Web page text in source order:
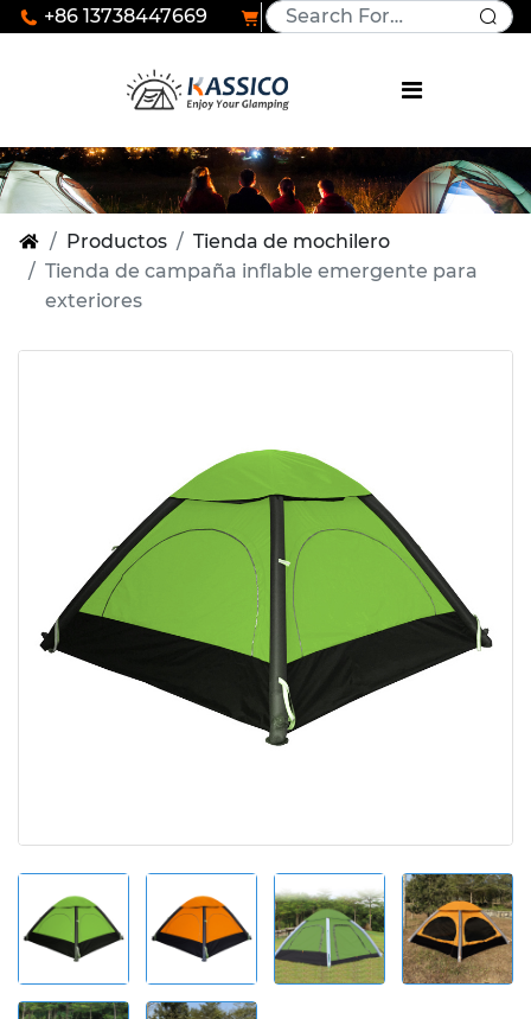
+86 13738447669
Productos
Tienda de mochilero
Tienda de campaña inflable emergente para
exteriores